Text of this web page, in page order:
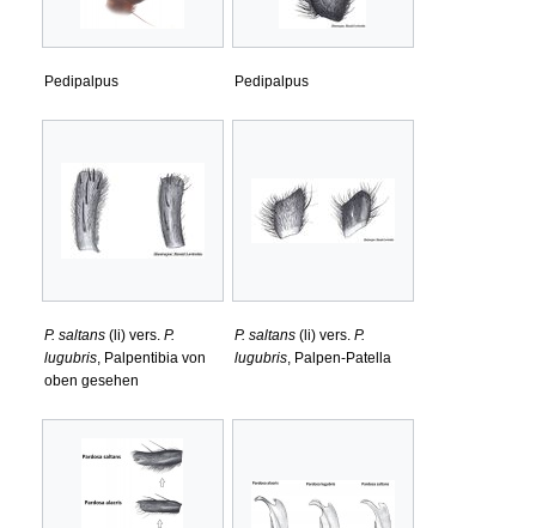
Pedipalpus Pedipalpus
P. saltans (li) vers. P.
lugubris, Palpentibia von
oben gesehen
P. saltans (li) vers. P.
lugubris, Palpen-Patella